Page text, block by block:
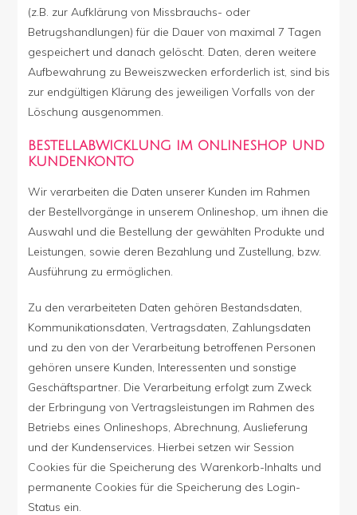
(z.B. zur Aufklärung von Missbrauchs- oder
Betrugshandlungen) für die Dauer von maximal 7 Tagen
gespeichert und danach gelöscht. Daten, deren weitere
Aufbewahrung zu Beweiszwecken erforderlich ist, sind bis
zur endgültigen Klärung des jeweiligen Vorfalls von der
Löschung ausgenommen.
BESTELLABWICKLUNG IM ONLINESHOP UND
KUNDENKONTO
Wir verarbeiten die Daten unserer Kunden im Rahmen
der Bestellvorgänge in unserem Onlineshop, um ihnen die
Auswahl und die Bestellung der gewählten Produkte und
Leistungen, sowie deren Bezahlung und Zustellung, bzw.
Ausführung zu ermöglichen.
Zu den verarbeiteten Daten gehören Bestandsdaten,
Kommunikationsdaten, Vertragsdaten, Zahlungsdaten
und zu den von der Verarbeitung betroffenen Personen
gehören unsere Kunden, Interessenten und sonstige
Geschäftspartner. Die Verarbeitung erfolgt zum Zweck
der Erbringung von Vertragsleistungen im Rahmen des
Betriebs eines Onlineshops, Abrechnung, Auslieferung
und der Kundenservices. Hierbei setzen wir Session
Cookies für die Speicherung des Warenkorb-Inhalts und
permanente Cookies für die Speicherung des Login-
Status ein.